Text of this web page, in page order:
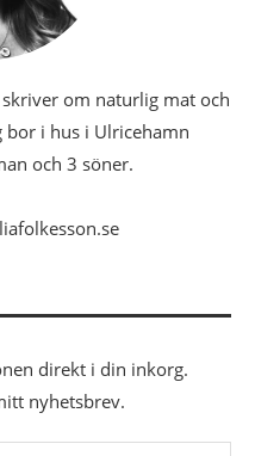
skriver om naturlig mat och
bor i hus i Ulricehamn
och 3 söner.
direkt i din inkorg.
nyhetsbrev.